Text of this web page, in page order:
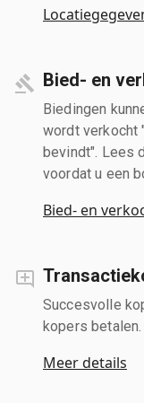
Bied- en
Biedingen
wordt verkocht
bevindt". Lees
voordat u een
Bied- en
Succesvolle
kopers betalen.
Meer details